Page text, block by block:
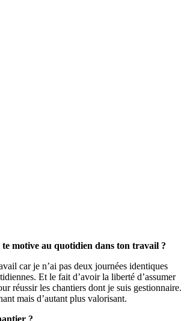
te motive au quotidien dans ton travail ?
car je n’ai pas deux journées identiques
Et le fait d’avoir la liberté d’assumer
réussir les chantiers dont je suis gestionnaire.
mais d’autant plus valorisant.
?